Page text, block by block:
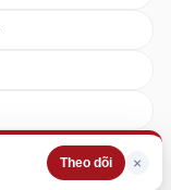
Theo dõi ×